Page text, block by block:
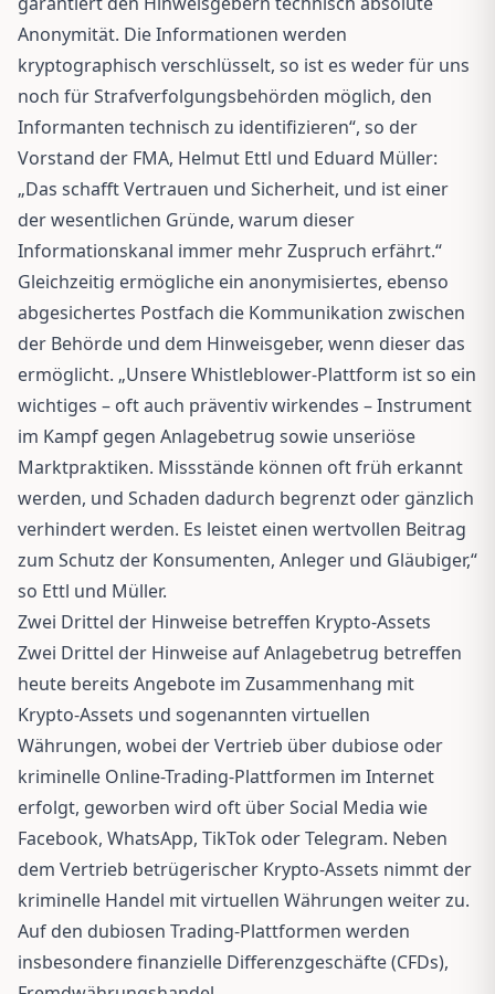
Anonymität. Die Informationen werden
kryptographisch verschlüsselt, so ist es weder für uns
noch für Strafverfolgungsbehörden möglich, den
Informanten technisch zu identifizieren“, so der
Vorstand der FMA, Helmut Ettl und Eduard Müller:
„Das schafft Vertrauen und Sicherheit, und ist einer
der wesentlichen Gründe, warum dieser
Informationskanal immer mehr Zuspruch erfährt.“
Gleichzeitig ermögliche ein anonymisiertes, ebenso
abgesichertes Postfach die Kommunikation zwischen
der Behörde und dem Hinweisgeber, wenn dieser das
ermöglicht. „Unsere Whistleblower-Plattform ist so ein
wichtiges – oft auch präventiv wirkendes – Instrument
im Kampf gegen Anlagebetrug sowie unseriöse
Marktpraktiken. Missstände können oft früh erkannt
werden, und Schaden dadurch begrenzt oder gänzlich
verhindert werden. Es leistet einen wertvollen Beitrag
zum Schutz der Konsumenten, Anleger und Gläubiger,“
so Ettl und Müller.
Zwei Drittel der Hinweise betreffen Krypto-Assets
Zwei Drittel der Hinweise auf Anlagebetrug betreffen
heute bereits Angebote im Zusammenhang mit
Krypto-Assets und sogenannten virtuellen
Währungen, wobei der Vertrieb über dubiose oder
kriminelle Online-Trading-Plattformen im Internet
erfolgt, geworben wird oft über Social Media wie
Facebook, WhatsApp, TikTok oder Telegram. Neben
dem Vertrieb betrügerischer Krypto-Assets nimmt der
kriminelle Handel mit virtuellen Währungen weiter zu.
Auf den dubiosen Trading-Plattformen werden
insbesondere finanzielle Differenzgeschäfte (CFDs),